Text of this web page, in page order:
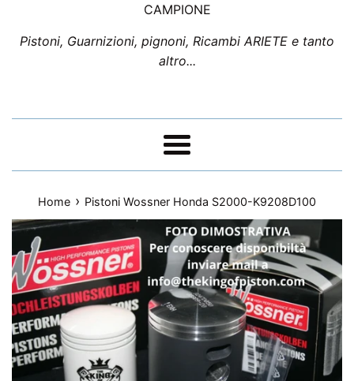
CAMPIONE
Pistoni, Guarnizioni, pignoni, Ricambi ARIETE e tanto
altro...
Menu
Home › Pistoni Wossner Honda S2000-K9208D100